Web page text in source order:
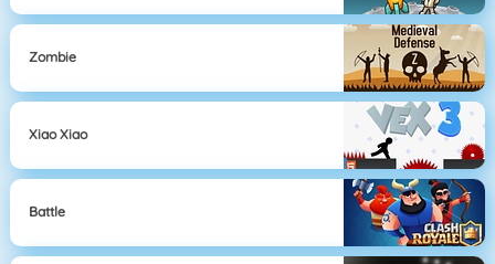
Zombie
Xiao Xiao
Battle